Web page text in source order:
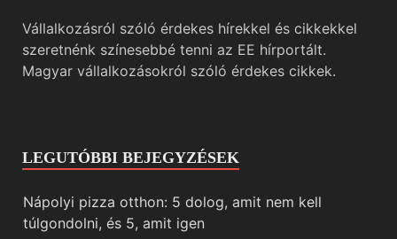
Vállalkozásról szóló érdekes hírekkel és cikkekkel
szeretnénk színesebbé tenni az EE hírportált.
Magyar vállalkozásokról szóló érdekes cikkek.
LEGUTÓBBI BEJEGYZÉSEK
Nápolyi pizza otthon: 5 dolog, amit nem kell
túlgondolni, és 5, amit igen